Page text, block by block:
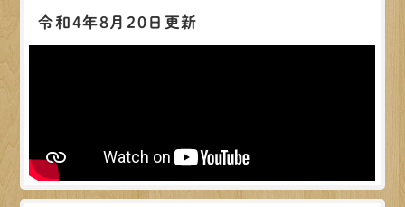
令和4年8月20日更新